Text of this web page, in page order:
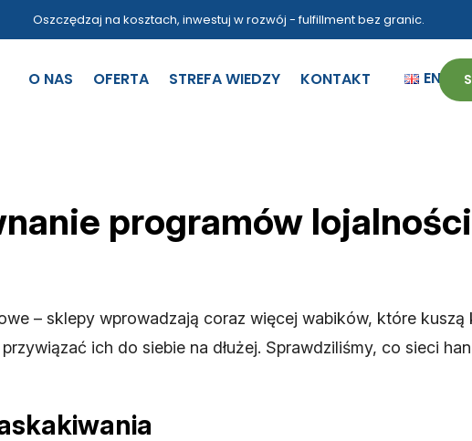
Oszczędzaj na kosztach, inwestuj w rozwój - fulfillment bez granic.
O NAS OFERTA STREFA WIEDZY KONTAKT EN
programów
– sklepy wprowadzają coraz więcej wabików, które
ich do siebie na dłużej. Sprawdziliśmy, co sieci